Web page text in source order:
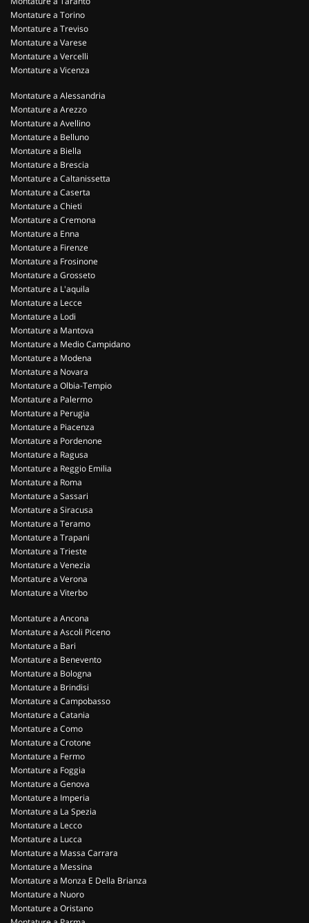
Montature a Torino
Montature a Treviso
Montature a Varese
Montature a Vercelli
Montature a Vicenza
Montature a Alessandria
Montature a Arezzo
Montature a Avellino
Montature a Belluno
Montature a Biella
Montature a Brescia
Montature a Caltanissetta
Montature a Caserta
Montature a Chieti
Montature a Cremona
Montature a Enna
Montature a Firenze
Montature a Frosinone
Montature a Grosseto
Montature a L'aquila
Montature a Lecce
Montature a Lodi
Montature a Mantova
Montature a Medio Campidano
Montature a Modena
Montature a Novara
Montature a Olbia-Tempio
Montature a Palermo
Montature a Perugia
Montature a Piacenza
Montature a Pordenone
Montature a Ragusa
Montature a Reggio Emilia
Montature a Roma
Montature a Sassari
Montature a Siracusa
Montature a Teramo
Montature a Trapani
Montature a Trieste
Montature a Venezia
Montature a Verona
Montature a Viterbo
Montature a Ancona
Montature a Ascoli Piceno
Montature a Bari
Montature a Benevento
Montature a Bologna
Montature a Brindisi
Montature a Campobasso
Montature a Catania
Montature a Como
Montature a Crotone
Montature a Fermo
Montature a Foggia
Montature a Genova
Montature a Imperia
Montature a La Spezia
Montature a Lecco
Montature a Lucca
Montature a Massa Carrara
Montature a Messina
Montature a Monza E Della Brianza
Montature a Nuoro
Montature a Oristano